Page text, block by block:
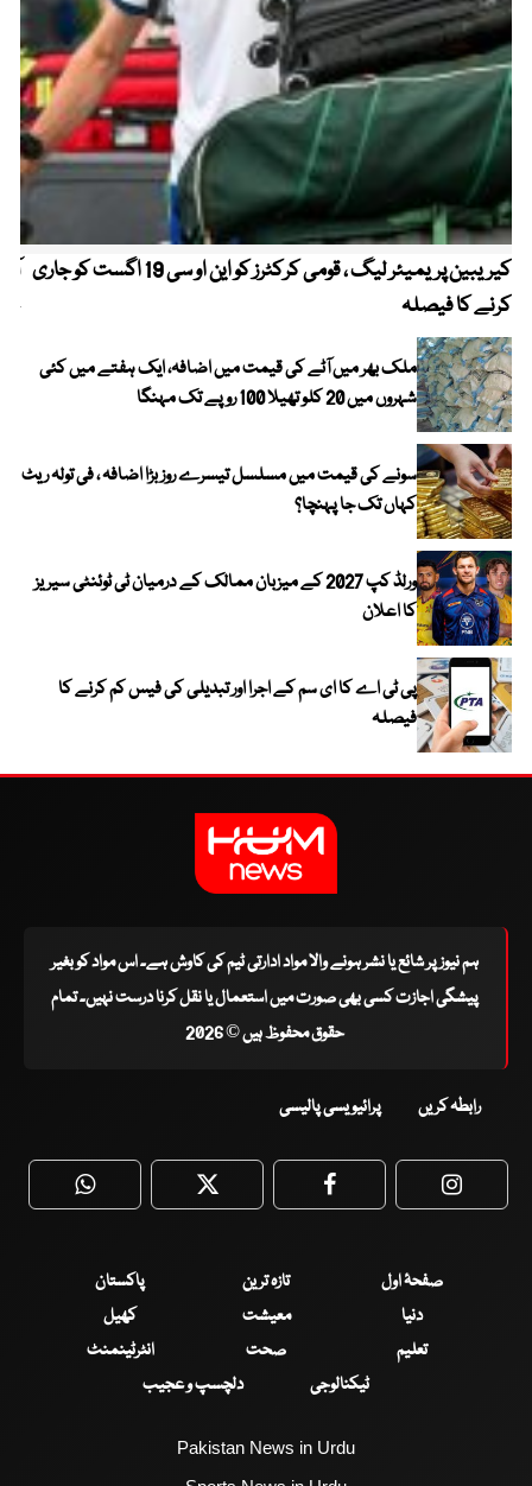
کیریبین پریمیئر لیگ ، قومی کرکٹرز کو این او سی 19 اگست کو جاری
کرنے کا فیصلہ
ملک بھر میں آٹے کی قیمت میں اضافہ، ایک ہفتے میں کئی
شہروں میں 20 کلو تھیلا 100 روپے تک مہنگا
سونے کی قیمت میں مسلسل تیسرے روز بڑا اضافہ ، فی تولہ ریٹ
کہاں تک جا پہنچا؟
ورلڈ کپ 2027 کے میزبان ممالک کے درمیان ٹی ٹوئنٹی سیریز
کا اعلان
پی ٹی اے کا ای سم کے اجرا اور تبدیلی کی فیس کم کرنے کا
فیصلہ
ہم نیوز پر شائع یا نشر ہونے والا مواد ادارتی ٹیم کی کاوش ہے۔ اس مواد کو بغیر
پیشگی اجازت کسی بھی صورت میں استعمال یا نقل کرنا درست نہیں۔ تمام
حقوق محفوظ ہیں © 2026
رابطہ کریں پرائیویسی پالیسی
WhatsApp Twitter Facebook
صفحۂ اول تازہ ترین
پاکستان
دنیا
معیشت
کھیل
تعلیم
صحت
انٹرٹینمنٹ
ٹیکنالوجی
دلچسپ و عجیب
Pakistan News in Urdu